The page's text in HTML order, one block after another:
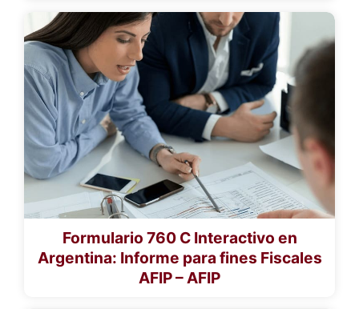
Formulario 760 C Interactivo en
Argentina: Informe para fines Fiscales
AFIP – AFIP